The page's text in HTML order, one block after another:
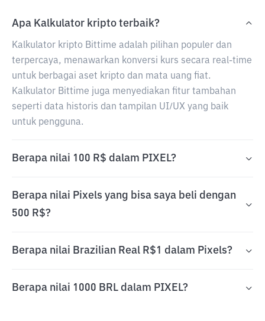
Apa Kalkulator kripto terbaik?
Kalkulator kripto Bittime adalah pilihan populer dan
terpercaya, menawarkan konversi kurs secara real-time
untuk berbagai aset kripto dan mata uang fiat.
Kalkulator Bittime juga menyediakan fitur tambahan
seperti data historis dan tampilan UI/UX yang baik
untuk pengguna.
Berapa nilai 100 R$ dalam PIXEL?
Berapa nilai Pixels yang bisa saya beli dengan
500 R$?
Berapa nilai Brazilian Real R$1 dalam Pixels?
Berapa nilai 1000 BRL dalam PIXEL?